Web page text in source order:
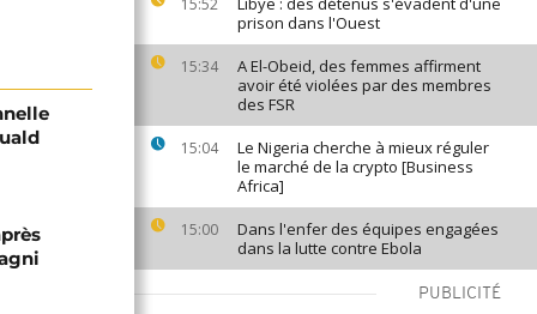
15:52
prison dans l'Ouest
15:34
A El-Obeid, des femmes affirment
avoir été violées par des membres
des FSR
15:04
Le Nigeria cherche à mieux réguler
le marché de la crypto [Business
Africa]
15:00
Dans l'enfer des équipes engagées
dans la lutte contre Ebola
PUBLICITÉ